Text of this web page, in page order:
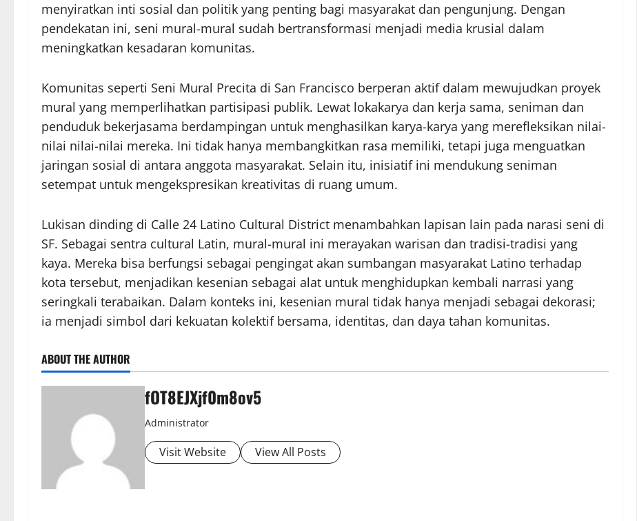
menyiratkan inti sosial dan politik yang penting bagi masyarakat dan pengunjung. Dengan
pendekatan ini, seni mural-mural sudah bertransformasi menjadi media krusial dalam
meningkatkan kesadaran komunitas.
Komunitas seperti Seni Mural Precita di San Francisco berperan aktif dalam mewujudkan proyek
mural yang memperlihatkan partisipasi publik. Lewat lokakarya dan kerja sama, seniman dan
penduduk bekerjasama berdampingan untuk menghasilkan karya-karya yang merefleksikan nilai-
nilai nilai-nilai mereka. Ini tidak hanya membangkitkan rasa memiliki, tetapi juga menguatkan
jaringan sosial di antara anggota masyarakat. Selain itu, inisiatif ini mendukung seniman
setempat untuk mengekspresikan kreativitas di ruang umum.
Lukisan dinding di Calle 24 Latino Cultural District menambahkan lapisan lain pada narasi seni di
SF. Sebagai sentra cultural Latin, mural-mural ini merayakan warisan dan tradisi-tradisi yang
kaya. Mereka bisa berfungsi sebagai pengingat akan sumbangan masyarakat Latino terhadap
kota tersebut, menjadikan kesenian sebagai alat untuk menghidupkan kembali narrasi yang
seringkali terabaikan. Dalam konteks ini, kesenian mural tidak hanya menjadi sebagai dekorasi;
ia menjadi simbol dari kekuatan kolektif bersama, identitas, dan daya tahan komunitas.
ABOUT THE AUTHOR
fOT8EJXjf0m8ov5
Administrator
Visit Website View All Posts